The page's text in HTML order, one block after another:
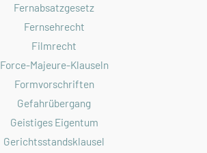
Fernabsatzgesetz
Fernsehrecht
Filmrecht
Force-Majeure-Klauseln
Formvorschriften
Gefahrübergang
Geistiges Eigentum
Gerichtsstandsklausel